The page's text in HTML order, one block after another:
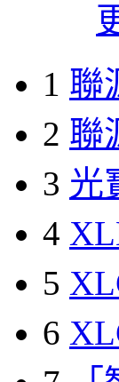
1 聯
2 聯
3 光
4
5
6